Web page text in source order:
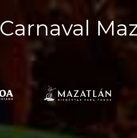
Carnaval